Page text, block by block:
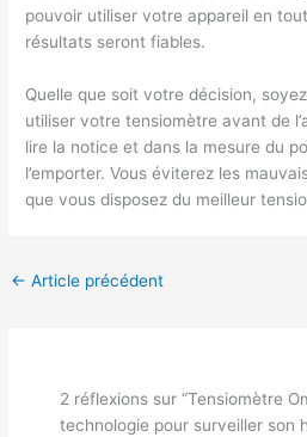
pouvoir utiliser votre appareil en
résultats seront fiables.
Quelle que soit votre décision,
utiliser votre tensiomètre avant de
lire la notice et dans la mesure du
l’emporter. Vous éviterez les
que vous disposez du meilleur
← Article précédent
2 réflexions sur “Tensiomètre
technologie pour surveiller son